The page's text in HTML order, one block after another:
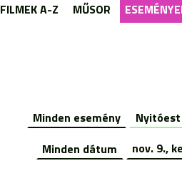
Minden esemény Nyitóest
Minden dátum
nov. 9.,
FILMEK A-Z MŰSOR